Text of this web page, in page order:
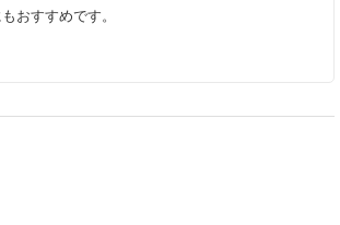
おすすめです。